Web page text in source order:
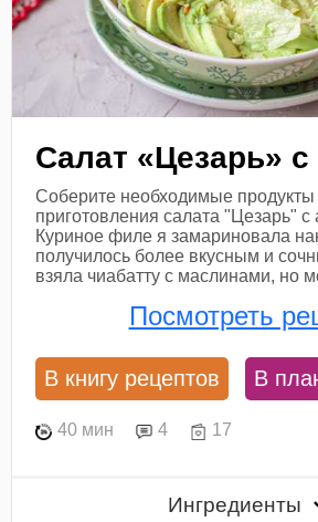
Салат «Цезарь» с
Соберите необходимые продукты
приготовления салата "Цезарь" с
Куриное филе я замариновала
получилось более вкусным и
взяла чиабатту с маслинами, но
Посмотреть
В книгу рецептов В
40 мин 4 17
Ингредиенты